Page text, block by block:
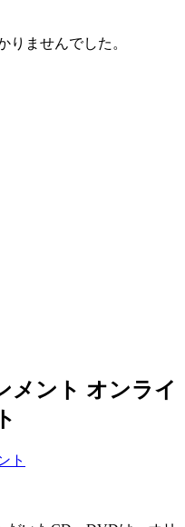
りませんでした。
メント オンライ